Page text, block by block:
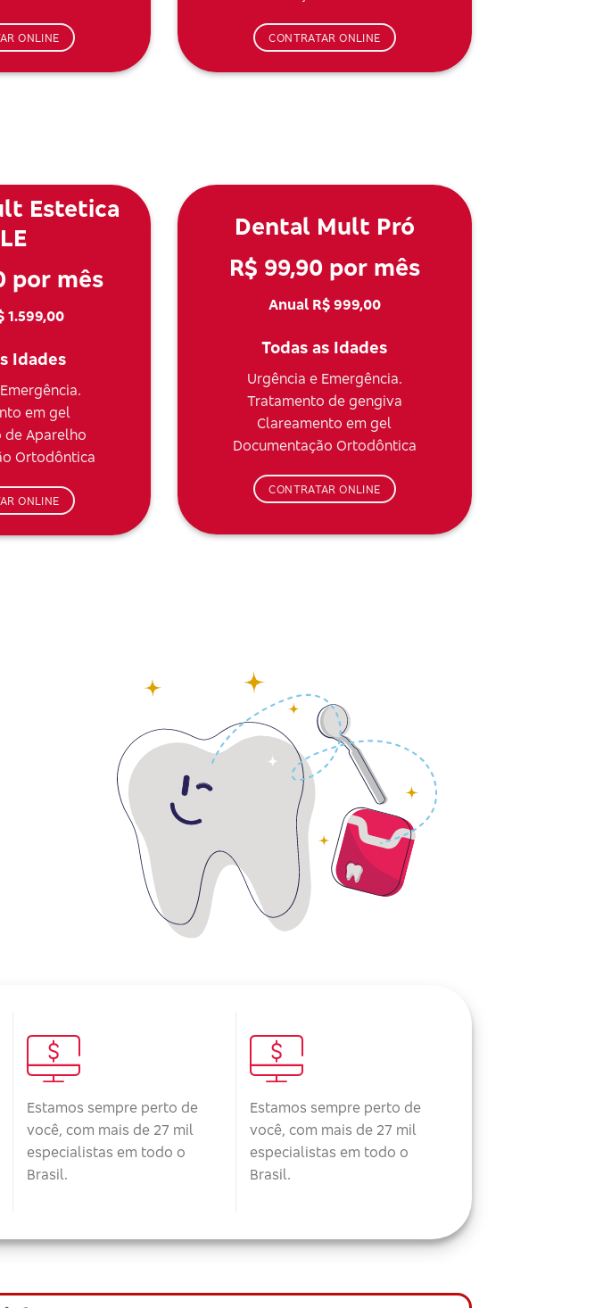
ONLINE CONTRATAR ONLINE
Estetica
por mês
1.599,00
Idades
em gel
de Aparelho
Ortodôntica
ONLINE
Dental Mult Pró
R$ 99,90 por mês
Anual R$ 999,00
Todas as Idades
Urgência e Emergência.
Tratamento de gengiva
Clareamento em gel
Documentação Ortodôntica
CONTRATAR ONLINE
Estamos sempre perto de
você, com mais de 27 mil
especialistas em todo o
Brasil.
Estamos sempre perto de
você, com mais de 27 mil
especialistas em todo o
Brasil.